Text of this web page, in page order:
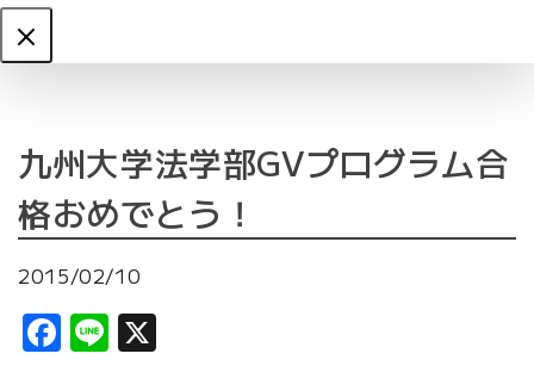
Close
九州大学法学部GVプログラム合
格おめでとう！
2015/02/10
Facebook
Line